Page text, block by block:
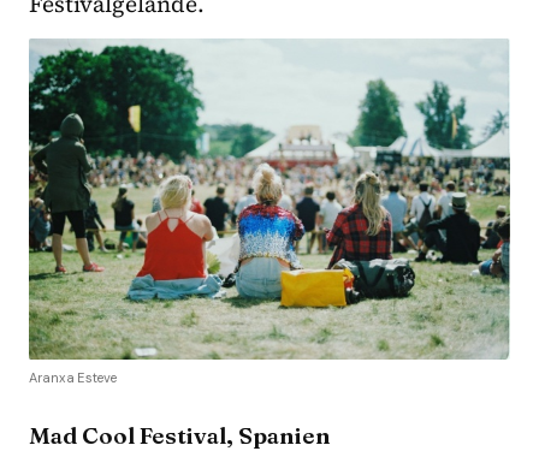
Aranxa Esteve
Mad Cool Festival, Spanien